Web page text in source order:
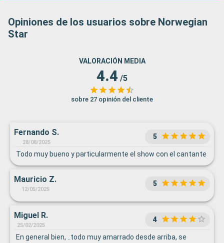
Opiniones de los usuarios sobre Norwegian
Star
VALORACIÓN MEDIA
4.4 /5
sobre 27 opinión del cliente
Fernando S.
28/08/2025
5
Todo muy bueno y particularmente el show con el cantante
Mauricio Z.
12/05/2025
5
Miguel R.
25/02/2025
4
En general bien, ..todo muy amarrado desde arriba, se